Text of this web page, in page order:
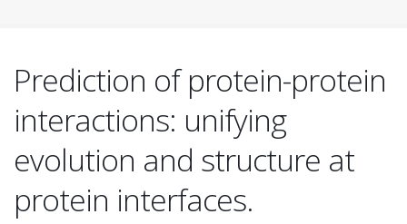
Prediction of protein-protein
interactions: unifying
evolution and structure at
protein interfaces.